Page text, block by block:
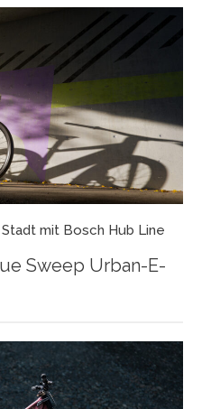
mit Bosch Hub Line
Sweep Urban-E-